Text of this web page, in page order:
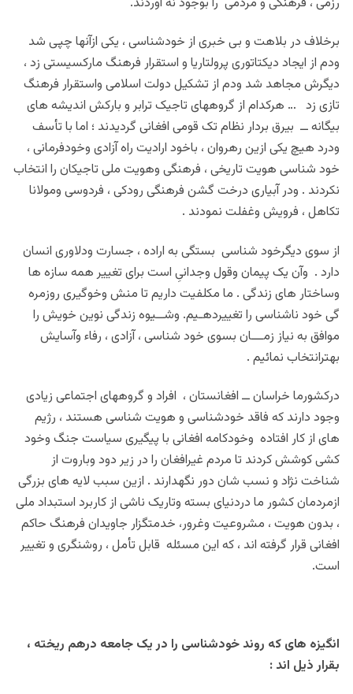
برخلاف در بلاهت و بی خبری از خودشناسی ، یکی ازآنها چپی شد
ودم از ایجاد دیکتاتوری پرولتاریا و استقرار فرهنگ مارکسیستی زد ،
دیگرش مجاهد شد ودم از تشکیل دولت اسلامی واستقرار فرهنگ
تازی زد … هرکدام از گروههای تاجیک ترابر و بارکش اندیشه های
بیگانه ــ بیرق بردار نظام تک قومی افغانی گردیدند ؛ اما با تأسف
ودرد هیچ یکی ازین رهروان ، باخود ارادیت راه آزادی وخودفرمانی ،
خود شناسی هویت تاریخی ، فرهنگی وهویت ملی تاجیکان را انتخاب
نکردند . ودر آبیاری درخت گشن فرهنگی رودکی ، فردوسی ومولانا
تکاهل ، فرویش وغفلت نمودند .
از سوی دیگرخود شناسی بستگی به اراده ، جسارت ودلاوری انسان
دارد . وآن یک پیمان وقول وجدانیِ است برای تغییر همه سازه ها
وساختار های زندگی . ما مکلفیت داریم تا منش وخوگیری روزمره
گی خود ناشناسی را تغییردهـیم. وشــیوه زندگی نوین خویش را
موافق به نیاز زمـــان بسوی خود شناسی ، آزادی ، رفاء وآسایش
بهترانتخاب نمائیم .
درکشورما خراسان ــ افغانستان ، افراد و گروههای اجتماعی زیادی
وجود دارند که فاقد خودشناسی و هویت شناسی هستند ، رژیم
های از کار افتاده وخودکامه افغانی با پیگیری سیاست جنگ وخود
کشی کوشش کردند تا مردم غیرافغان را در زیر دود وباروت از
شناخت نژاد و نسب شان دور نگهدارند . ازین سبب لایه های بزرگی
ازمردمان کشور ما دردنیای بسته وتاریک ناشی از کاربرد استبداد ملی
، بدون هویت ، مشروعیت وغرور، خدمتگزار جاویدان فرهنگ حاکم
افغانی قرار گرفته اند ، که این مسئله قابل تأمل ، روشنگری و تغییر
است.
انگیزه های که روند خودشناسی را در یک جامعه درهم ریخته ،
بقرار ذیل اند :